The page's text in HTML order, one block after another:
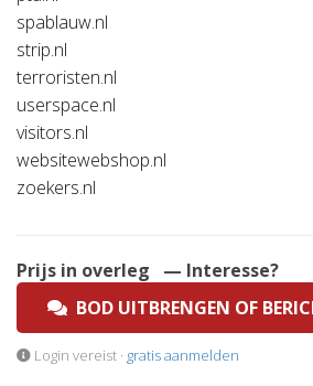
spablauw.nl
strip.nl
terroristen.nl
userspace.nl
visitors.nl
websitewebshop.nl
zoekers.nl
Prijs in overleg
— Interesse?
BOD UITBRENGEN OF
Login vereist · gratis aanmelden